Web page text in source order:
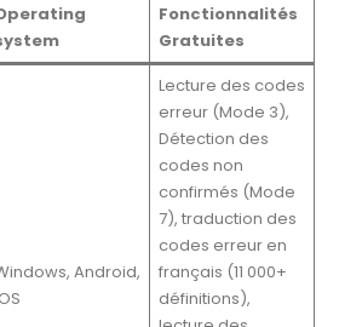
Fonctionnalités
Gratuites
Android,
Lecture des codes
erreur (Mode 3),
Détection des
codes non
confirmés (Mode
7), traduction des
codes erreur en
français (11 000+
définitions),